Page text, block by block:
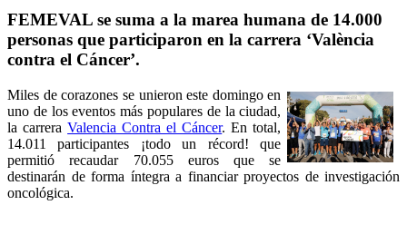
FEMEVAL se suma a la marea humana de 14.000
personas que participaron en la carrera ‘València
contra el Cáncer’.
Miles de corazones se unieron este domingo en
uno de los eventos más populares de la ciudad,
la carreraValencia Contra el Cáncer. En total,
14.011 participantes ¡todo un récord! que
permitió recaudar 70.055 euros que se
destinarán de forma íntegra a financiar proyectos de investigación
oncológica.